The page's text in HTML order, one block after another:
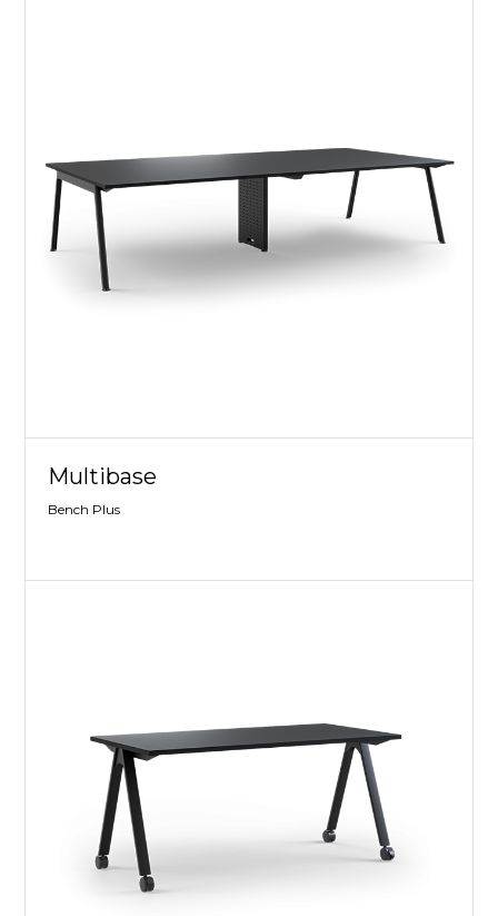
Multibase
Bench Plus